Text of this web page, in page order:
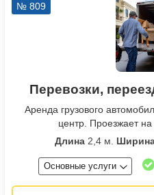
№ 809
Перевозки,
Аренда грузового
центр. Проезжает
Длина2,4 м.
Основные услуги